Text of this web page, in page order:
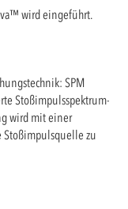
wird eingeführt.
SPM
Stoßimpulsspektrum-
wird mit einer
zu